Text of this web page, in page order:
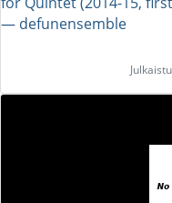
― defunensemble